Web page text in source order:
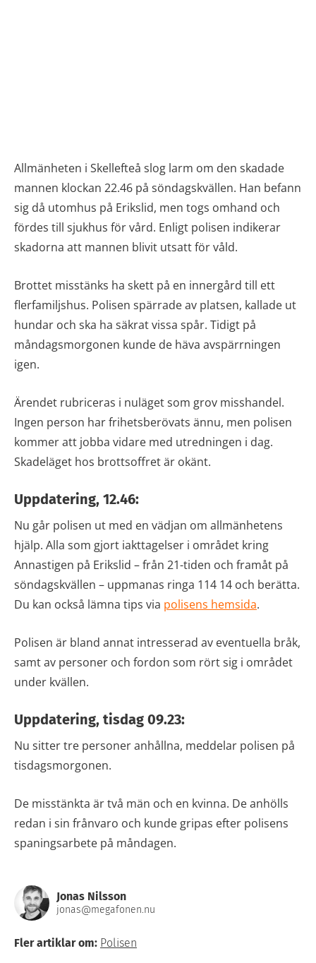
Allmänheten i Skellefteå slog larm om den skadade
mannen klockan 22.46 på söndagskvällen. Han befann
sig då utomhus på Erikslid, men togs omhand och
fördes till sjukhus för vård. Enligt polisen indikerar
skadorna att mannen blivit utsatt för våld.
Brottet misstänks ha skett på en innergård till ett
flerfamiljshus. Polisen spärrade av platsen, kallade ut
hundar och ska ha säkrat vissa spår. Tidigt på
måndagsmorgonen kunde de häva avspärrningen
igen.
Ärendet rubriceras i nuläget som grov misshandel.
Ingen person har frihetsberövats ännu, men polisen
kommer att jobba vidare med utredningen i dag.
Skadeläget hos brottsoffret är okänt.
Uppdatering, 12.46:
Nu går polisen ut med en vädjan om allmänhetens
hjälp. Alla som gjort iakttagelser i området kring
Annastigen på Erikslid – från 21-tiden och framåt på
söndagskvällen – uppmanas ringa 114 14 och berätta.
Du kan också lämna tips via polisens hemsida.
Polisen är bland annat intresserad av eventuella bråk,
samt av personer och fordon som rört sig i området
under kvällen.
Uppdatering, tisdag 09.23:
Nu sitter tre personer anhållna, meddelar polisen på
tisdagsmorgonen.
De misstänkta är två män och en kvinna. De anhölls
redan i sin frånvaro och kunde gripas efter polisens
spaningsarbete på måndagen.
Jonas Nilsson
jonas@megafonen.nu
Fler artiklar om: Polisen